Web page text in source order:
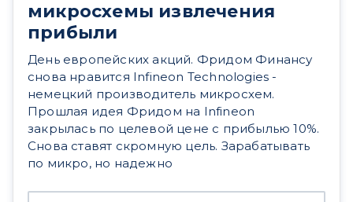
микросхемы извлечения
прибыли
День европейских акций. Фридом Финансу
снова нравится Infineon Technologies -
немецкий производитель микросхем.
Прошлая идея Фридом на Infineon
закрылась по целевой цене с прибылью 10%.
Снова ставят скромную цель. Зарабатывать
по микро, но надежно